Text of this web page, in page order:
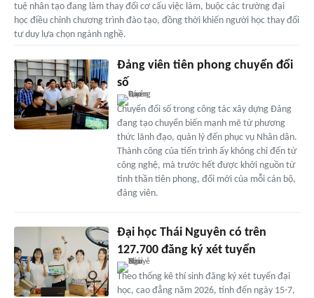
tuệ nhân tạo đang làm thay đổi cơ cấu việc làm, buộc các trường đại
học điều chỉnh chương trình đào tạo, đồng thời khiến người học thay đổi
tư duy lựa chọn ngành nghề.
Đảng viên tiên phong chuyển đổi
số
Chuyển đổi số trong công tác xây dựng Đảng
đang tạo chuyển biến mạnh mẽ từ phương
thức lãnh đạo, quản lý đến phục vụ Nhân dân.
Thành công của tiến trình ấy không chỉ đến từ
công nghệ, mà trước hết được khởi nguồn từ
tinh thần tiên phong, đổi mới của mỗi cán bộ,
đảng viên.
Đại học Thái Nguyên có trên
127.700 đăng ký xét tuyển
Theo thống kê thí sinh đăng ký xét tuyển đại
học, cao đẳng năm 2026, tính đến ngày 15-7,